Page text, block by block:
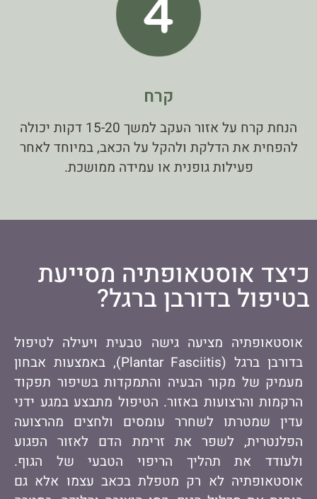
קרח
הנחת קרח על אזור העקב למשך 15-20 דקות יכולה
להפחית את הדלקת ולהקל על הכאב, במיוחד לאחר
פעילות גופנית או עמידה ממושכת.
כיצד אוסטאופתיה מסייעת
בטיפול בדורבן ברגל?
אוסטאופתיה מציעה גישה טבעית ויעילה לטיפול
בדורבן ברגל (Plantar Fasciitis), באמצעות אבחון
מעמיק של מקור הבעיה והתמקדות בשיפור תפקוד
הרקמות והרצועות באזור. הטיפול מתבצע במגע ידני
עדין שמטרתו לשחרר עומסים ולחצים מהרצועה
הפלנטרית, לשפר את זרימת הדם לאזור הפגוע
ולעודד את תהליך הריפוי הטבעי של הגוף.
אוסטאופתיה לא רק מטפלת בכאב עצמו אלא גם